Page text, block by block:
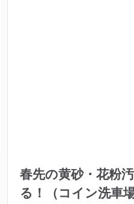
春先の黄砂・花粉
る！（コイン洗車